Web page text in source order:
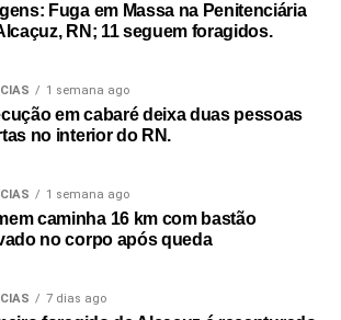
Fuga em Massa na Penitenciária
RN; 11 seguem foragidos.
1 semana ago
em cabaré deixa duas pessoas
no interior do RN.
1 semana ago
caminha 16 km com bastão
no corpo após queda
7 dias ago